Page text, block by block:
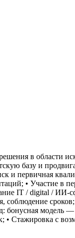
в области
базу и
и первичная
• Участие в
IT / digital / ИИ-
соблюдение сроков;
бонусная модель
• Стажировка с